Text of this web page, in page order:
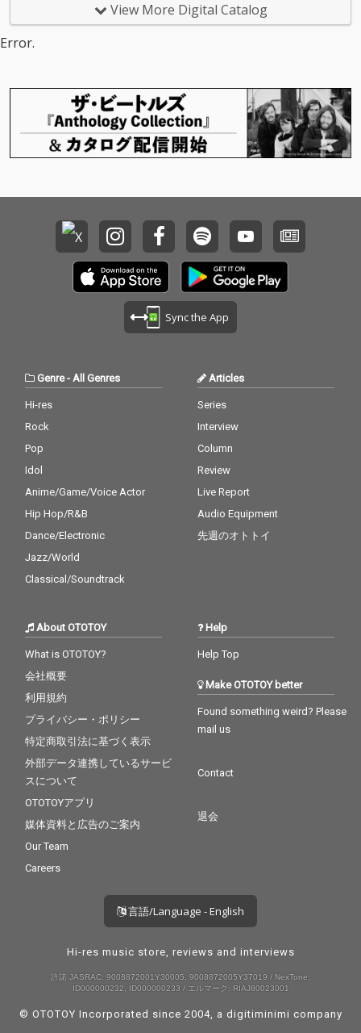
View More Digital Catalog
Error.
Sync the App
Genre- All Genres
Hi-res
Rock
Pop
Idol
Anime/Game/Voice Actor
Hip Hop/R&B
Dance/Electronic
Jazz/World
Classical/Soundtrack
Articles
Series
Interview
Column
Review
Live Report
Audio Equipment
先週のオトトイ
About OTOTOY
What is OTOTOY?
会社概要
利用規約
プライバシー・ポリシー
特定商取引法に基づく表示
外部データ連携しているサービ
スについて
OTOTOYアプリ
媒体資料と広告のご案内
Our Team
Careers
Help
Help Top
Make OTOTOY better
Found something weird? Please
mail us
Contact
退会
言語/Language - English
Hi-res music store, reviews and interviews
許諾 JASRAC: 9008872001Y30005, 9008872005Y37019 / NexTone:
ID000000232, ID000000233 / エルマーク: RIAJ80023001
© OTOTOY Incorporated since 2004, a digitiminimi company